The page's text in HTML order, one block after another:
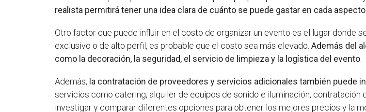
realista permitirá tener una idea clara de cuánto se puede gastar en cada
Otro factor que puede influir en el costo de organizar un evento es el lugar donde
exclusivo o de alto perfil, es probable que el costo sea más elevado.Además del
como la decoración, la seguridad, el servicio de limpieza y la logística del evento.
Además, la contratación de proveedores y servicios adicionales también puede
servicios como catering, alquiler de equipos de sonido e iluminación,
investigar y comparar diferentes opciones para obtener los mejores precios y la